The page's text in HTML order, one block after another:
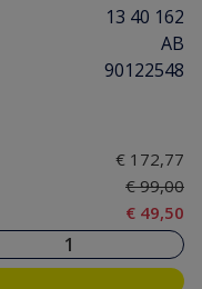
13 40 162
AB
90122548
€ 172,77
€ 99,00
€ 49,50